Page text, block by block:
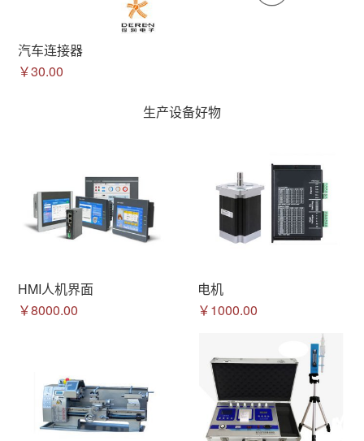
汽车连接器
￥30.00
生产设备好物
HMI人机界面
￥8000.00
电机
￥1000.00